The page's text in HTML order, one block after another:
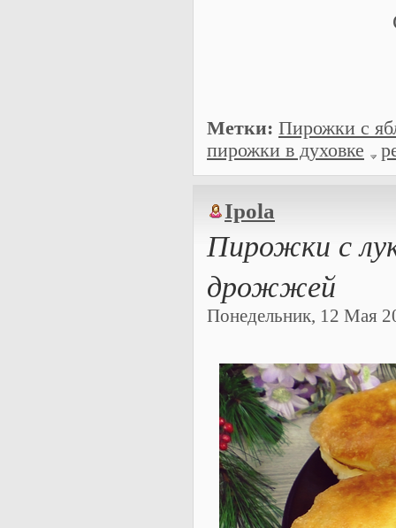
Метки: Пирожки с
пирожки в духовке
Ipola
Пирожки с
дрожжей
Понедельник, 12 Мая